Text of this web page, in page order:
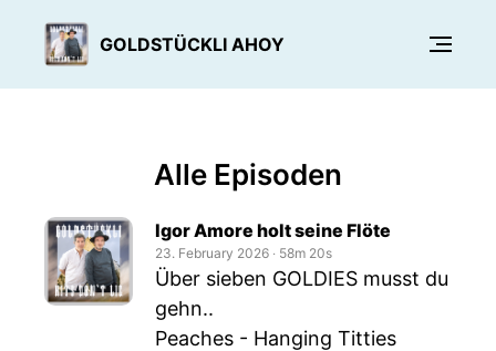
GOLDSTÜCKLI AHOY
Alle Episoden
Igor Amore holt seine Flöte
23. February 2026 ‧ 58m 20s
Über sieben GOLDIES musst du
gehn..
Peaches - Hanging Titties